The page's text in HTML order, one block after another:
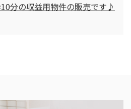
分の収益用物件の販売です♪